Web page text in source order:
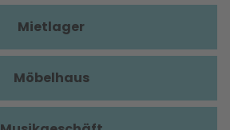
Mietlager
Möbelhaus